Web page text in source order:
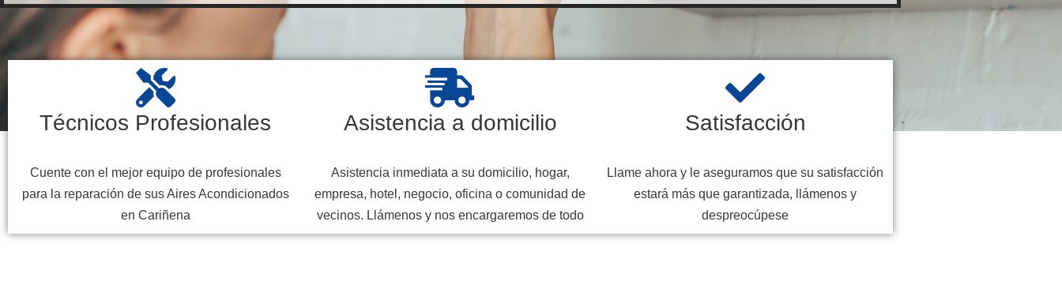
Técnicos Profesionales
Cuente con el mejor equipo de profesionales
para la reparación de sus Aires Acondicionados
en Cariñena
Asistencia a domicilio
Asistencia inmediata a su domicilio, hogar,
empresa, hotel, negocio, oficina o comunidad de
vecinos. Llámenos y nos encargaremos de todo
Satisfacción
Llame ahora y le aseguramos que su satisfacción
estará más que garantizada, llámenos y
despreocúpese